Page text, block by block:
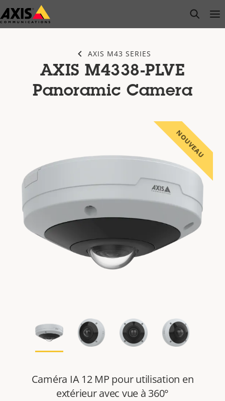
Passer
au
open
AXIS M43 SERIES
AXIS M4338-PLVE
Panoramic Camera
NOUVEAU
Caméra IA 12 MP pour utilisation en
extérieur avec vue à 360°